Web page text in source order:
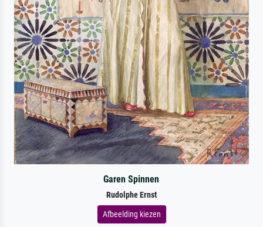
Garen Spinnen
Rudolphe Ernst
Afbeelding kiezen